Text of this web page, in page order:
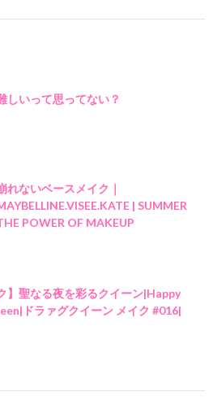
しいって思ってない？
れないベースメイク｜
| SUMMER
POWER OF MAKEUP
】聖なる夜を彩るクイーン|Happy
ドラァグクイーン メイク #016|